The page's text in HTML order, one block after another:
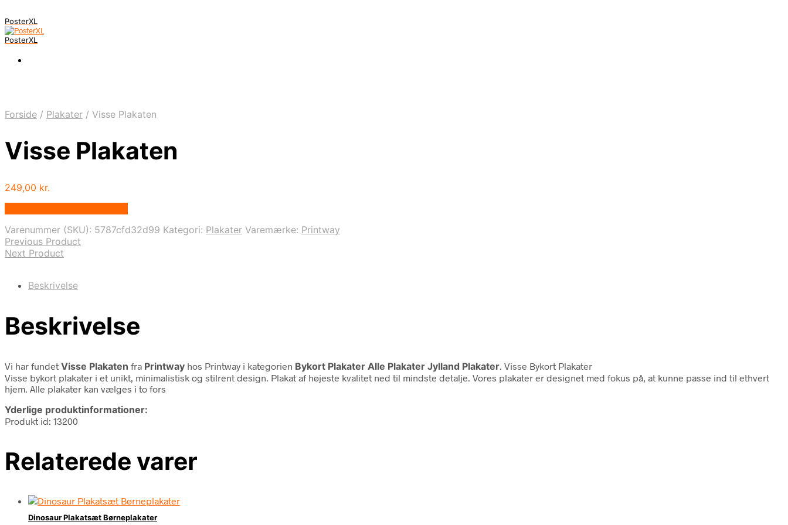
PosterXL
PosterXL
Forside / Plakater / Visse Plakaten
Visse Plakaten
249,00 kr.
Varenummer (SKU): 5787cfd32d99 Kategori: Plakater Varemærke: Printway
Previous Product
Next Product
Beskrivelse
Beskrivelse
Vi har fundet Visse Plakaten fra Printway hos Printway i kategorien Bykort Plakater Alle Plakater Jylland Plakater . Visse Bykort Plakater
Visse bykort plakater i et unikt, minimalistisk og stilrent design. Plakat af højeste kvalitet ned til mindste detalje. Vores plakater er designet med fokus på, at kunne passe ind til ethvert
hjem. Alle plakater kan vælges i to fors
Yderlige produktinformationer:
Produkt id: 13200
Relaterede varer
Dinosaur Plakatsæt Børneplakater